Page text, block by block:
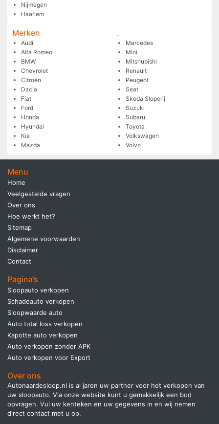
Nijmegen
Haarlem
Merken
Audi
Alfa Romeo
BMW
Chevrolet
Citroën
Dacia
Fiat
Ford
Honda
Hyundai
Kia
Mazda
.
Mercedes
Mini
Mitshubishi
Renault
Peugeot
Seat
Skoda Sloperij
Suzuki
Subaru
Toyota
Volkswagen
Volvo
Menu
Home
Veelgestelde vragen
Over ons
Hoe werkt het?
Sitemap
Algemene voorwaarden
Disclaimer
Contact
Pagina’s
Sloopauto verkopen
Schadeauto verkopen
Sloopwaarde auto
Auto total loss verkopen
Kapotte auto verkopen
Auto verkopen zonder APK
Auto verkopen voor Export
Over ons
Autonaardesloop.nl is al jaren uw partner voor het verkopen van
uw sloopauto. Via onze website kunt u gemakkelijk een bod
opvragen. Vul uw kenteken en uw gegevens in en wij nemen
direct contact met u op.